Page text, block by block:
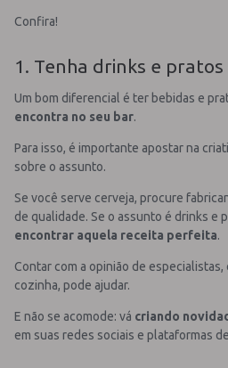
Confira!
1. Tenha drinks e pratos
Um bom diferencial é ter bebidas e
encontra no seu bar.
Para isso, é importante apostar na
sobre o assunto.
Se você serve cerveja, procure
de qualidade. Se o assunto é drinks e
encontrar aquela receita perfeita.
Contar com a opinião de
cozinha, pode ajudar.
E não se acomode: vá criando
em suas redes sociais e plataformas